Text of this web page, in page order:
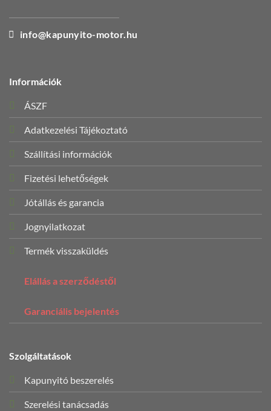
info@kapunyito-motor.hu
Információk
ÁSZF
Adatkezelési Tájékoztató
Szállítási információk
Fizetési lehetőségek
Jótállás és garancia
Jognyilatkozat
Termék visszaküldés
Elállás a szerződéstől
Garanciális bejelentés
Szolgáltatások
Kapunyitó beszerelés
Szerelési tanácsadás